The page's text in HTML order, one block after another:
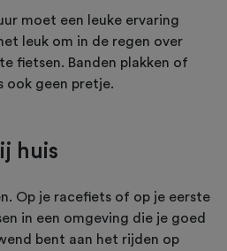
moet een leuke ervaring
leuk om in de regen over
fietsen. Banden plakken of
ook geen pretje.
huis
Op je racefiets of op je eerste
in een omgeving die je goed
bent aan het rijden op